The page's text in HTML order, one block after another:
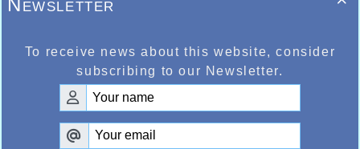
Newsletter
To receive news about this website, consider
subscribing to our Newsletter.